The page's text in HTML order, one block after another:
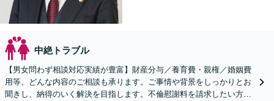
中絶トラブル
【男女問わず相談対応実績が豊富】財産分与／養育費・親権／婚姻費
用等、どんな内容のご相談も承ります。ご事情や背景をしっかりとお
聞きし、納得のいく解決を目指します。不倫慰謝料を請求したい方／